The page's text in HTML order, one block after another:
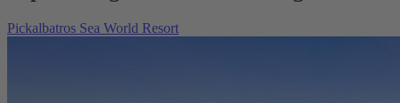
Pickalbatros Sea World Resort